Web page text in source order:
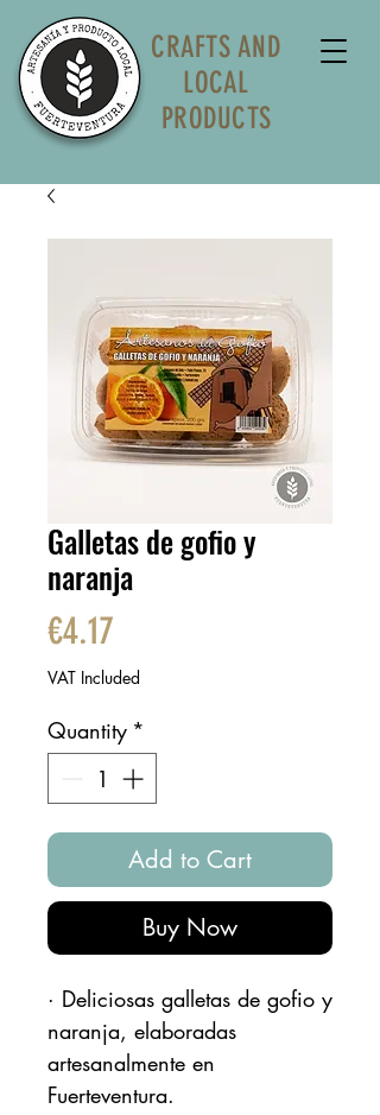
CRAFTS AND
LOCAL
PRODUCTS
Galletas de gofio y
naranja
€4.17
VAT Included
Quantity *
Add to Cart
Buy Now
· Deliciosas galletas de gofio y
naranja, elaboradas
artesanalmente en
Fuerteventura.